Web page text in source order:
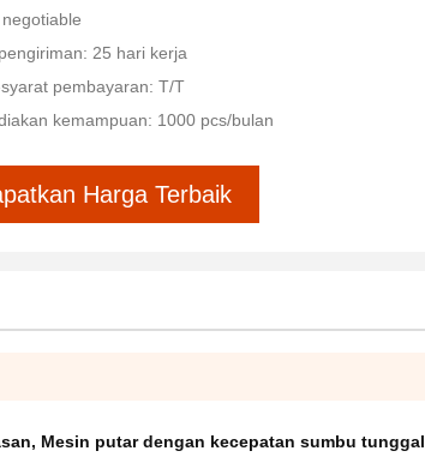
25 hari kerja
pembayaran: T/T
kemampuan: 1000 pcs/bulan
Harga Terbaik
, Mesin putar dengan kecepatan sumbu tunggal